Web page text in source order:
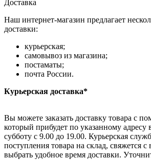
Доставка
Наш интернет-магазин предлагает
доставки:
курьерская;
самовывоз из магазина;
постаматы;
почта России.
Курьерская доставка*
Вы можете заказать доставку товара с
который прибудет по указанному адресу
субботу с 9.00 до 19.00. Курьерская
поступления товара на склад, свяжется
выбрать удобное время доставки.